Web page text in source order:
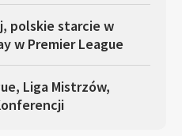
polskie starcie w
w Premier League
Liga Mistrzów,